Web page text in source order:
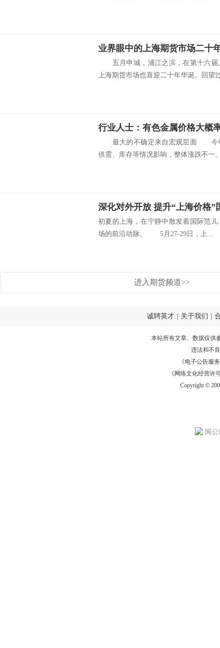
业界眼中的上海期货市场二十
五月申城，浦江之滨，在第十六届
上海期货市场也喜迎二十年华诞。回望
行业人士：有色金属价格大概
最大的不确定来自宏观层面 今年
供需、库存等情况影响，整体涨跌不一
深化对外开放 提升“上海价格”
初夏的上海，在宁静中散发着国际范
场的前沿动脉。 5月27-29日，上...
进入期货频道>>
诚聘英才 关于我们
本站所有文章、数据仅供
违法和不
《电子公告服务
《网络文化经营许
Copyright ©
闽公